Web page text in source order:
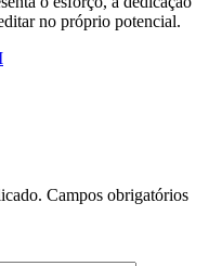
no próprio potencial.
Campos obrigatórios